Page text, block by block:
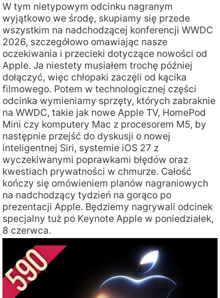
W tym nietypowym odcinku nagranym
wyjątkowo we środę, skupiamy się przede
wszystkim na nadchodzącej konferencji WWDC
2026, szczegółowo omawiając nasze
oczekiwania i przecieki dotyczące nowości od
Apple. Ja niestety musiałem trochę później
dołączyć, więc chłopaki zaczęli od kącika
filmowego. Potem w technologicznej części
odcinka wymieniamy sprzęty, których zabraknie
na WWDC, takie jak nowe Apple TV, HomePod
Mini czy komputery Mac z procesorem M5, by
następnie przejść do dyskusji o nowej
inteligentnej Siri, systemie iOS 27 z
wyczekiwanymi poprawkami błędów oraz
kwestiach prywatności w chmurze. Całość
kończy się omówieniem planów nagraniowych
na nadchodzący tydzień na gorąco po
prezentacji Apple. Będziemy nagrywali odcinek
specjalny tuż po Keynote Apple w poniedziałek,
8 czerwca.